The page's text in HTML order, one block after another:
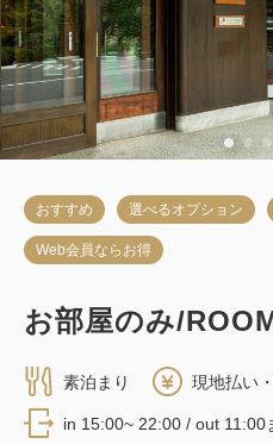
おすすめ 選べるオプション
Web会員ならお得
お部屋のみ/
素泊まり 現地払い
in 15:00~ 22:00 / out 11:00